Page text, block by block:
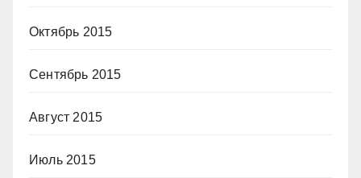
Октябрь 2015
Сентябрь 2015
Август 2015
Июль 2015